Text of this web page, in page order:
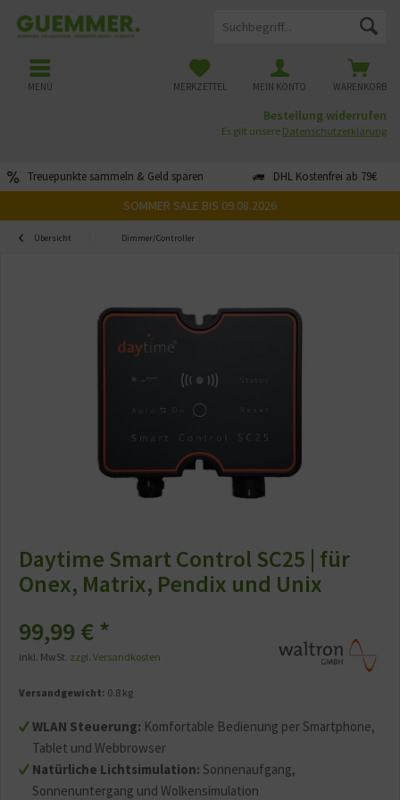
Treuepunkte sammeln & Geld sparen DHL Kostenfrei ab 79€
WARENKORB
MERKZETTEL MEIN KONTO
MENÜ
Bestellung widerrufen
Es gilt unsere Datenschutzerklärung
SOMMER SALE BIS 09.08.2026
Übersicht Dimmer/Controller
Daytime Smart Control SC25 | für
Onex, Matrix, Pendix und Unix
WLAN Steuerung: Komfortable Bedienung per Smartphone,
Tablet und Webbrowser
Natürliche Lichtsimulation: Sonnenaufgang,
Sonnenuntergang und Wolkensimulation
99,99 € *
inkl. MwSt. zzgl. Versandkosten
Versandgewicht: 0.8 kg